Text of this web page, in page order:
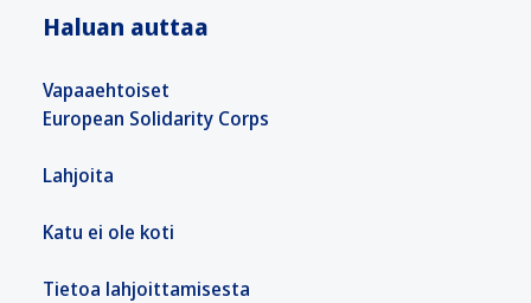
Haluan auttaa
Vapaaehtoiset
European Solidarity Corps
Lahjoita
Katu ei ole koti
Tietoa lahjoittamisesta